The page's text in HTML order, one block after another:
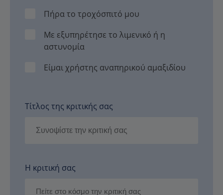
Πήρα το τροχόσπιτό μου
Με εξυπηρέτησε το λιμενικό ή η
αστυνομία
Είμαι χρήστης αναπηρικού αμαξιδίου
Τίτλος της κριτικής σας
Η κριτική σας